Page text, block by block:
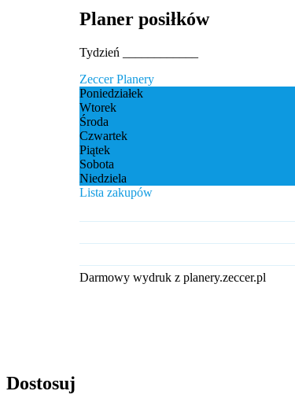
Planer posiłków
Tydzień ____________
Zeccer Planery
Poniedziałek
Wtorek
Środa
Czwartek
Piątek
Sobota
Niedziela
Lista zakupów
Darmowy wydruk z planery.zeccer.pl
Dostosuj